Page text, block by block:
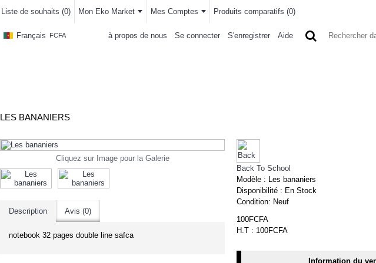
Liste de souhaits (0) Mon Eko Market Mes Comptes Produits comparatifs (0)
Français FCFA à propos de nous Se connecter S'enregistrer Aide
LES BANANIERS
Cliquez sur Image pour la Galerie
Description Avis (0)
notebook 32 pages double line safca
Back To School
Modèle : Les bananiers
Disponibilité : En Stock
Condition: Neuf
100FCFA
H.T : 100FCFA
Information du